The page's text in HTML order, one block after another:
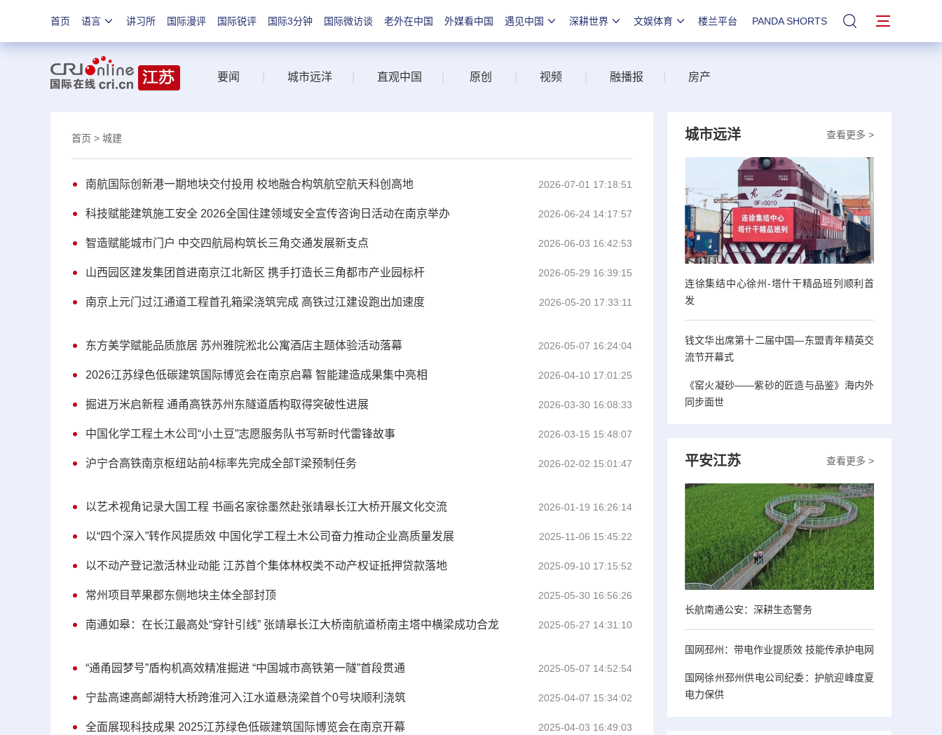
首页 语言 讲习所 国际漫评 国际锐评 国际3分钟 国际微访谈 老外在中国 外媒看中国 遇见中国 深耕世界 文娱体育 楼兰平台 PANDA SHORTS 站内搜索
要闻 城市远洋 直观中国 原创 视频 融播报 房产
首页 > 城建
南航国际创新港一期地块交付投用 校地融合构筑航空航天科创高地 2026-07-01 17:18:51
科技赋能建筑施工安全 2026全国住建领域安全宣传咨询日活动在南京举办 2026-06-24 14:17:57
智造赋能城市门户 中交四航局构筑长三角交通发展新支点 2026-06-03 16:42:53
山西园区建发集团首进南京江北新区 携手打造长三角都市产业园标杆 2026-05-29 16:39:15
南京上元门过江通道工程首孔箱梁浇筑完成 高铁过江建设跑出加速度 2026-05-20 17:33:11
东方美学赋能品质旅居 苏州雅院淞北公寓酒店主题体验活动落幕 2026-05-07 16:24:04
2026江苏绿色低碳建筑国际博览会在南京启幕 智能建造成果集中亮相 2026-04-10 17:01:25
掘进万米启新程 通甬高铁苏州东隧道盾构取得突破性进展 2026-03-30 16:08:33
中国化学工程土木公司“小土豆”志愿服务队书写新时代雷锋故事 2026-03-15 15:48:07
沪宁合高铁南京枢纽站前4标率先完成全部T梁预制任务 2026-02-02 15:01:47
以艺术视角记录大国工程 书画名家徐墨然赴张靖皋长江大桥开展文化交流 2026-01-19 16:26:14
以“四个深入”转作风提质效 中国化学工程土木公司奋力推动企业高质量发展 2025-11-06 15:45:22
以不动产登记激活林业动能 江苏首个集体林权类不动产权证抵押贷款落地 2025-09-10 17:15:52
常州项目苹果郡东侧地块主体全部封顶 2025-05-30 16:56:26
南通如皋：在长江最高处“穿针引线” 张靖皋长江大桥南航道桥南主塔中横梁成功合龙 2025-05-27 14:31:10
“通甬园梦号”盾构机高效精准掘进 “中国城市高铁第一隧”首段贯通 2025-05-07 14:52:54
宁盐高速高邮湖特大桥跨淮河入江水道悬浇梁首个0号块顺利浇筑 2025-04-07 15:34:02
全面展现科技成果 2025江苏绿色低碳建筑国际博览会在南京开幕 2025-04-03 16:49:03
查看更多 >
城市远洋
连徐集结中心徐州-塔什干精品班列顺利首
发
钱文华出席第十二届中国—东盟青年精英交
流节开幕式
《窑火凝砂——紫砂的匠造与品鉴》海内外
同步面世
查看更多 >
平安江苏
长航南通公安：深耕生态警务
国网邳州：带电作业提质效 技能传承护电网
国网徐州邳州供电公司纪委：护航迎峰度夏
电力保供